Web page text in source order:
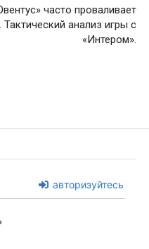
часто проваливает
анализ игры с
«Интером».
авторизуйтесь